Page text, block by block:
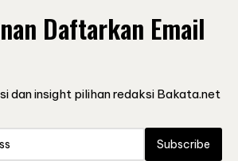
Daftarkan Email
dan insight pilihan redaksi Bakata.net
Subscribe